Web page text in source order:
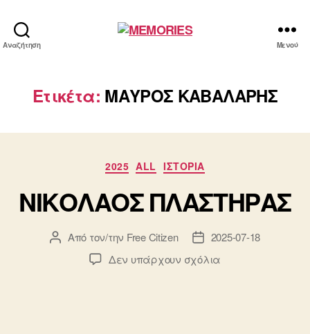
Αναζήτηση Μενού
Ετικέτα: ΜΑΥΡΟΣ ΚΑΒΑΛΑΡΗΣ
Κατηγορίες
2025 ALL ΙΣΤΟΡΙΑ
ΝΙΚΟΛΑΟΣ ΠΛΑΣΤΗΡΑΣ
Συντάκτης
άρθρου
Από τον/την Free Citizen
Ημ.
δημοσίευσης
2025-07-18
Δεν υπάρχουν σχόλια